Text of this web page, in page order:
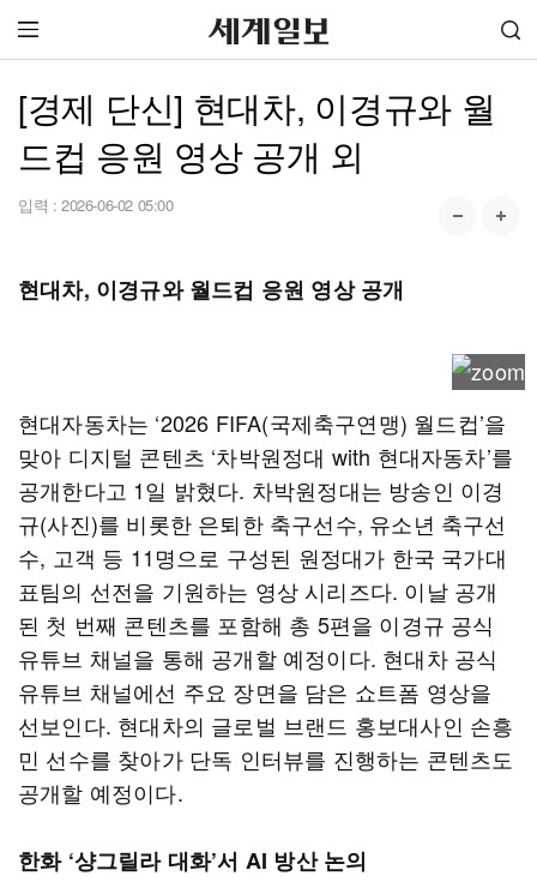
[경제 단신] 현대차, 이경규와 월
드컵 응원 영상 공개 외
입력 : 2026-06-02 05:00
현대차, 이경규와 월드컵 응원 영상 공개
현대자동차는 ‘2026 FIFA(국제축구연맹) 월드컵’을
맞아 디지털 콘텐츠 ‘차박원정대 with 현대자동차’를
공개한다고 1일 밝혔다. 차박원정대는 방송인 이경
규(사진)를 비롯한 은퇴한 축구선수, 유소년 축구선
수, 고객 등 11명으로 구성된 원정대가 한국 국가대
표팀의 선전을 기원하는 영상 시리즈다. 이날 공개
된 첫 번째 콘텐츠를 포함해 총 5편을 이경규 공식
유튜브 채널을 통해 공개할 예정이다. 현대차 공식
유튜브 채널에선 주요 장면을 담은 쇼트폼 영상을
선보인다. 현대차의 글로벌 브랜드 홍보대사인 손흥
민 선수를 찾아가 단독 인터뷰를 진행하는 콘텐츠도
공개할 예정이다.
한화 ‘샹그릴라 대화’서 AI 방산 논의